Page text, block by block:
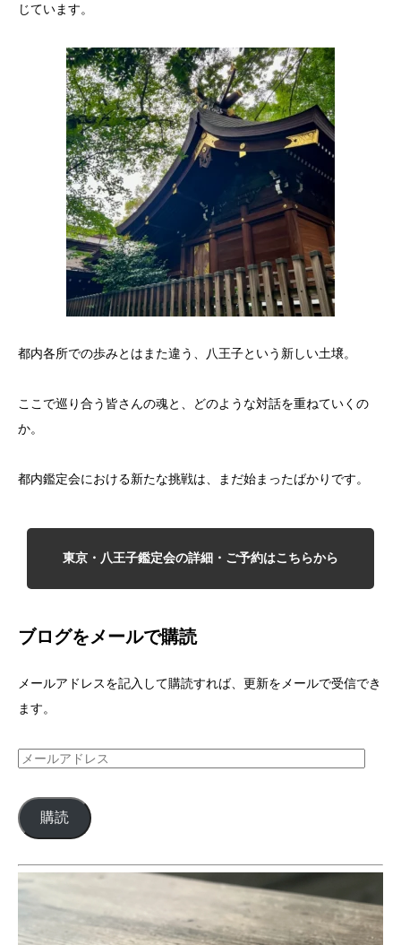
じています。
都内各所での歩みとはまた違う、八王子という新しい土壌。
ここで巡り合う皆さんの魂と、どのような対話を重ねていくの
か。
都内鑑定会における新たな挑戦は、まだ始まったばかりです。
東京・八王子鑑定会の詳細・ご予約はこちらから
ブログをメールで購読
メールアドレスを記入して購読すれば、更新をメールで受信でき
ます。
メ
ル
ア
レ
購読